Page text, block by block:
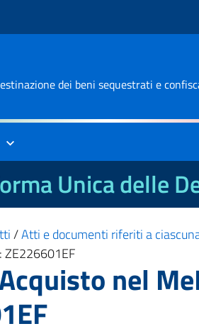
dei beni sequestrati e
Unica delle
/Atti e documenti riferiti a
ZE226601EF
nel